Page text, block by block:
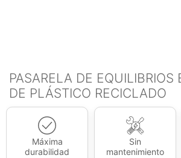
PASARELA DE EQUILIBRIOS
DE PLÁSTICO RECICLADO
Máxima
durabilidad
Sin
mantenimiento